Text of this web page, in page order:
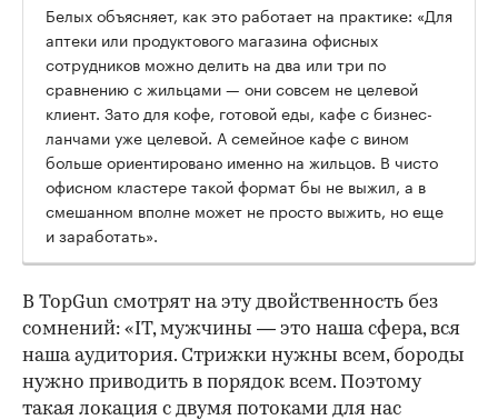
Белых объясняет, как это работает на практике: «Для
аптеки или продуктового магазина офисных
сотрудников можно делить на два или три по
сравнению с жильцами — они совсем не целевой
клиент. Зато для кофе, готовой еды, кафе с бизнес-
ланчами уже целевой. А семейное кафе с вином
больше ориентировано именно на жильцов. В чисто
офисном кластере такой формат бы не выжил, а в
смешанном вполне может не просто выжить, но еще
и заработать».
В TopGun смотрят на эту двойственность без
сомнений: «IT, мужчины — это наша сфера, вся
наша аудитория. Стрижки нужны всем, бороды
нужно приводить в порядок всем. Поэтому
такая локация с двумя потоками для нас